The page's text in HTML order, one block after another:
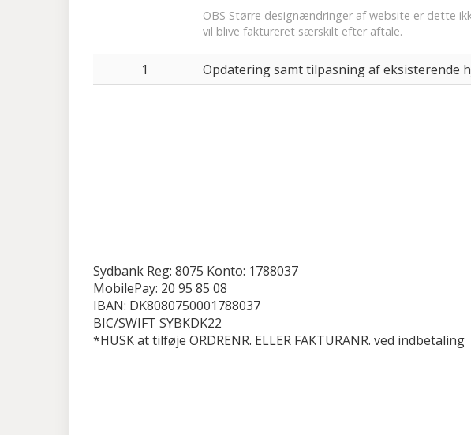
OBS Større designændringer af website er dette
vil blive faktureret særskilt efter aftale.
1 Opdatering samt tilpasning af eksisterende
Sydbank Reg: 8075 Konto: 1788037
MobilePay: 20 95 85 08
IBAN: DK8080750001788037
BIC/SWIFT SYBKDK22
*HUSK at tilføje ORDRENR. ELLER FAKTURANR. ved indbetaling